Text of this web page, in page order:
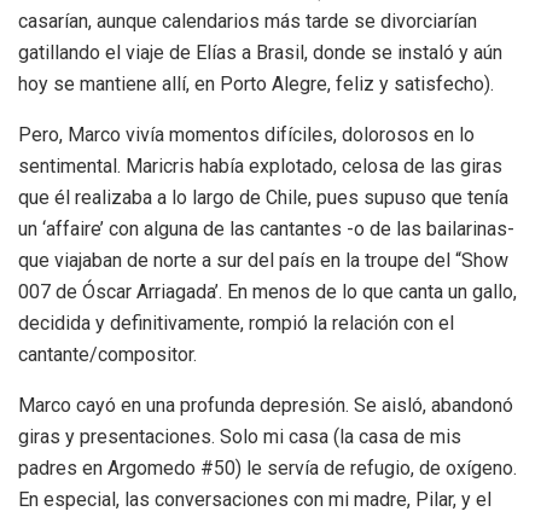
casarían, aunque calendarios más tarde se divorciarían
gatillando el viaje de Elías a Brasil, donde se instaló y aún
hoy se mantiene allí, en Porto Alegre, feliz y satisfecho).
Pero, Marco vivía momentos difíciles, dolorosos en lo
sentimental. Maricris había explotado, celosa de las giras
que él realizaba a lo largo de Chile, pues supuso que tenía
un ‘affaire’ con alguna de las cantantes -o de las bailarinas-
que viajaban de norte a sur del país en la troupe del “Show
007 de Óscar Arriagada’. En menos de lo que canta un gallo,
decidida y definitivamente, rompió la relación con el
cantante/compositor.
Marco cayó en una profunda depresión. Se aisló, abandonó
giras y presentaciones. Solo mi casa (la casa de mis
padres en Argomedo #50) le servía de refugio, de oxígeno.
En especial, las conversaciones con mi madre, Pilar, y el